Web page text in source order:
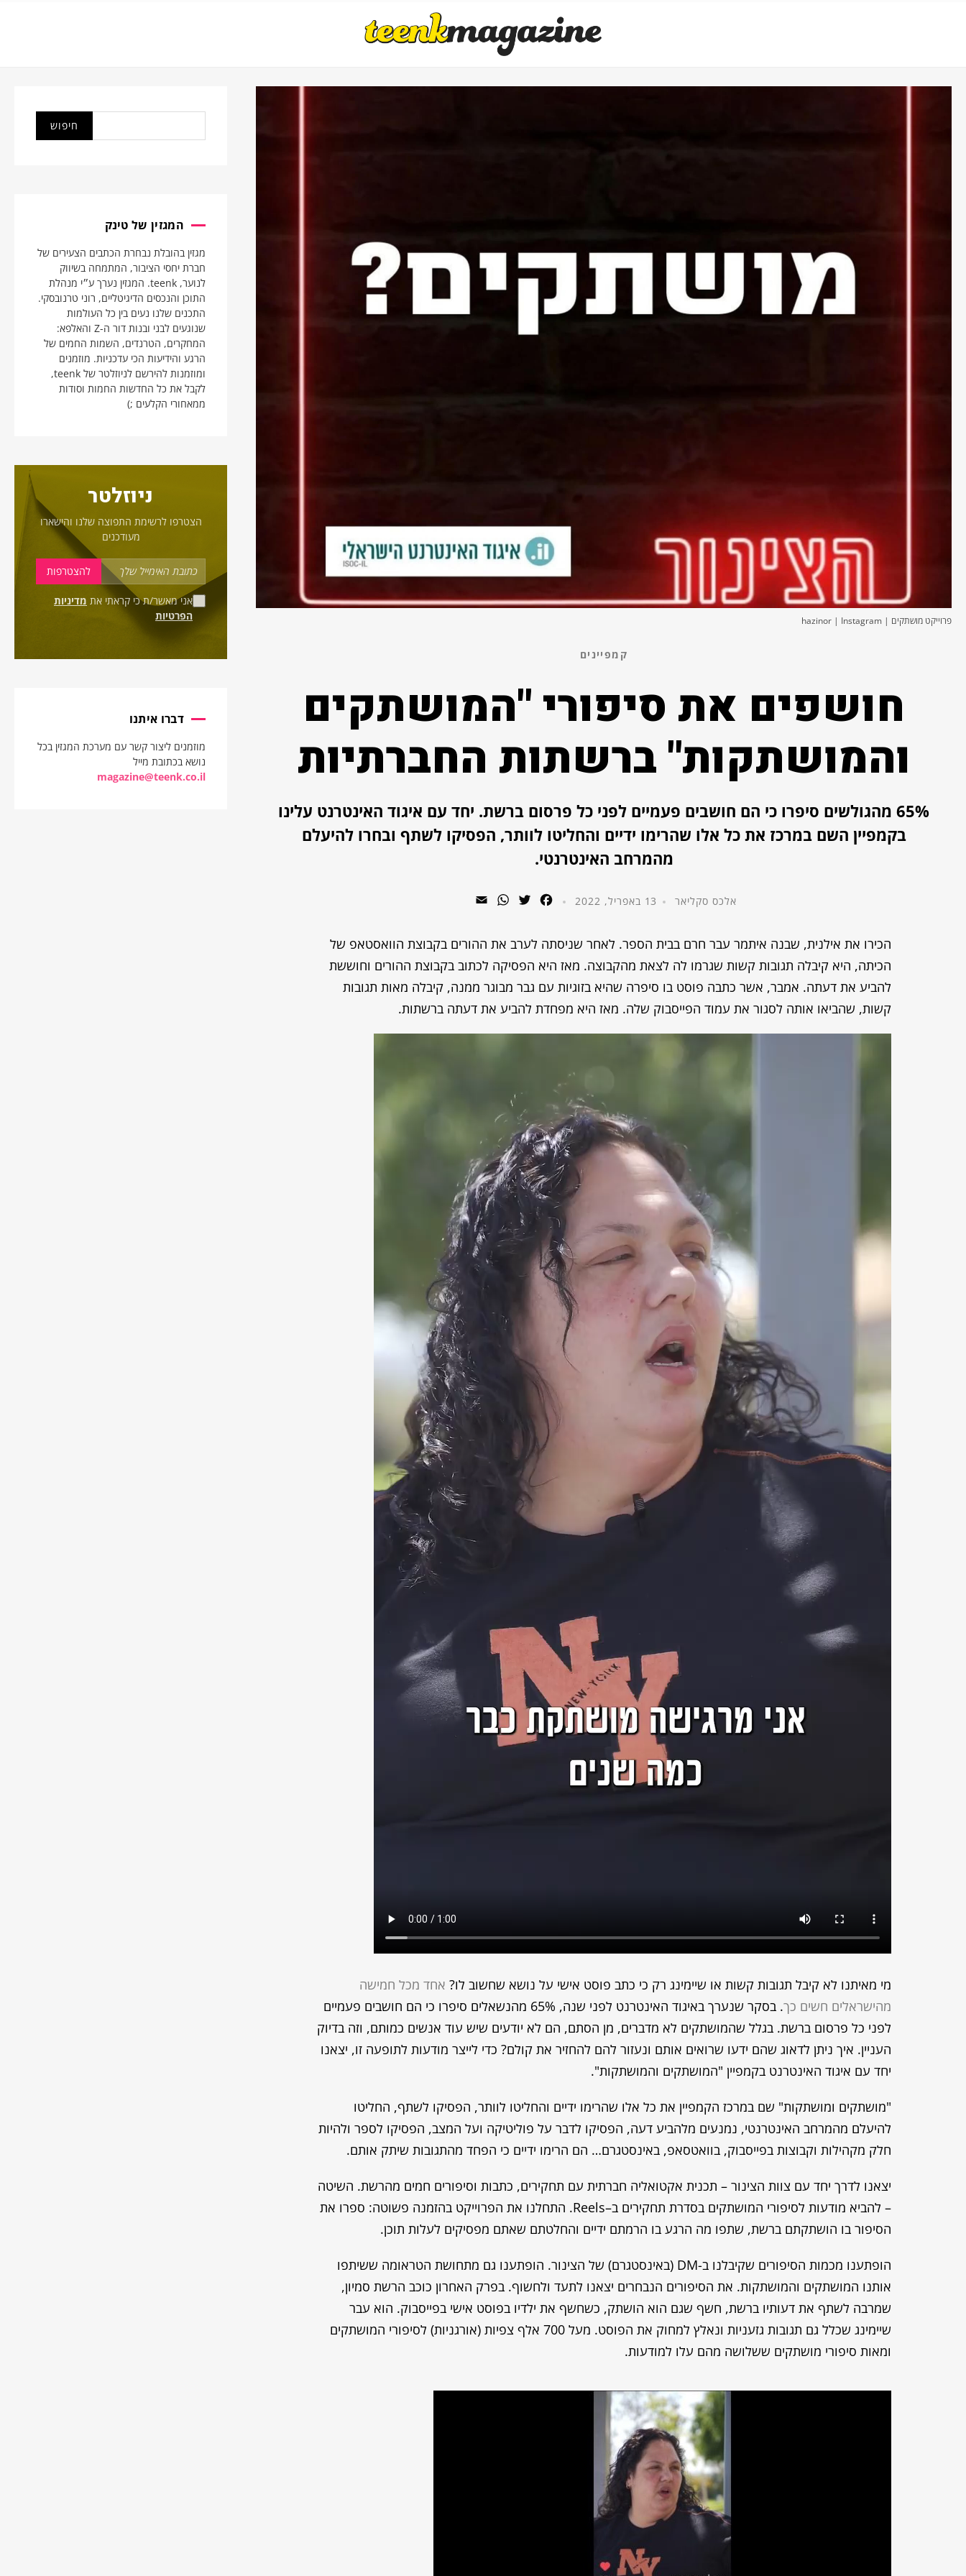
פרוייקט מושתקים | hazinor | Instagram
קמפיינים
חושפים את סיפורי "המושתקים
והמושתקות" ברשתות החברתיות
65% מהגולשים סיפרו כי הם חושבים פעמיים לפני כל פרסום ברשת. יחד עם איגוד האינטרנט עלינו
בקמפיין השם במרכז את כל אלו שהרימו ידיים והחליטו לוותר, הפסיקו לשתף ובחרו להיעלם
מהמרחב האינטרנטי.
אלכס סקליאר 13 באפריל, 2022 Facebook
Twitter
WhatsApp
הכירו את אילנית, שבנה איתמר עבר חרם בבית הספר. לאחר שניסתה לערב את ההורים בקבוצת הוואסטאפ של
הכיתה, היא קיבלה תגובות קשות שגרמו לה לצאת מהקבוצה. מאז היא הפסיקה לכתוב בקבוצת ההורים וחוששת
להביע את דעתה. אמבר, אשר כתבה פוסט בו סיפרה שהיא בזוגיות עם גבר מבוגר ממנה, קיבלה מאות תגובות
קשות, שהביאו אותה לסגור את עמוד הפייסבוק שלה. מאז היא מפחדת להביע את דעתה ברשתות.
מי מאיתנו לא קיבל תגובות קשות או שיימינג רק כי כתב פוסט אישי על נושא שחשוב לו? אחד מכל חמישה
מהישראלים חשים כך
. בסקר שנערך באיגוד האינטרנט לפני שנה, 65% מהנשאלים סיפרו כי הם חושבים פעמיים
לפני כל פרסום ברשת. בגלל שהמושתקים לא מדברים, מן הסתם, הם לא יודעים שיש עוד אנשים כמותם, וזה בדיוק
העניין. איך ניתן לדאוג שהם ידעו שרואים אותם ונעזור להם להחזיר את קולם? כדי לייצר מודעות לתופעה זו, יצאנו
יחד עם איגוד האינטרנט בקמפיין "המושתקים והמושתקות".
"מושתקים ומושתקות" שם במרכז הקמפיין את כל אלו שהרימו ידיים והחליטו לוותר, הפסיקו לשתף, החליטו
להיעלם מהמרחב האינטרנטי, נמנעים מלהביע דעה, הפסיקו לדבר על פוליטיקה ועל המצב, הפסיקו לספר ולהיות
חלק מקהילות וקבוצות בפייסבוק, בוואטסאפ, באינסטגרם… הם הרימו ידיים כי הפחד מהתגובות שיתק אותם.
יצאנו לדרך יחד עם צוות הצינור – תכנית אקטואליה חברתית עם תחקירים, כתבות וסיפורים חמים מהרשת. השיטה
– להביא מודעות לסיפורי המושתקים בסדרת תחקירים ב–Reels. התחלנו את הפרוייקט בהזמנה פשוטה: ספרו את
הסיפור בו הושתקתם ברשת, שתפו מה הרגע בו הרמתם ידיים והחלטתם שאתם מפסיקים לעלות תוכן.
הופתענו מכמות הסיפורים שקיבלנו ב-DM (באינסטגרם) של הצינור. הופתענו גם מתחושת הטראומה ששיתפו
אותנו המושתקים והמושתקות. את הסיפורים הנבחרים יצאנו לתעד ולחשוף. בפרק האחרון כוכב הרשת סמיון,
שמרבה לשתף את דעותיו ברשת, חשף שגם הוא הושתק, כשחשף את ילדיו בפוסט אישי בפייסבוק. הוא עבר
שיימינג שכלל גם תגובות גזעניות ונאלץ למחוק את הפוסט. מעל 700 אלף צפיות (אורגניות) לסיפורי המושתקים
ומאות סיפורי מושתקים ששלושה מהם עלו למודעות.
המגזין של טינק
מגזין בהובלת נבחרת הכתבים הצעירים של
חברת יחסי הציבור, המתמחה בשיווק
לנוער, teenk. המגזין נערך ע״י מנהלת
התוכן והנכסים הדיגיטליים, רוני טרנובסקי.
התכנים שלנו נעים בין כל העולמות
שנוגעים לבני ובנות דור ה-Z והאלפא:
המחקרים, הטרנדים, השמות החמים של
הרגע והידיעות הכי עדכניות. מוזמנים
ומוזמנות להירשם לניוזלטר של teenk,
לקבל את כל החדשות החמות וסודות
ממאחורי הקלעים ;)
ניוזלטר
הצטרפו לרשימת התפוצה שלנו והישארו
מעודכנים
אני מאשר/ת כי קראתי את מדיניות
הפרטיות
דברו איתנו
מוזמנים ליצור קשר עם מערכת המגזין בכל
נושא בכתובת מייל
magazine@teenk.co.il